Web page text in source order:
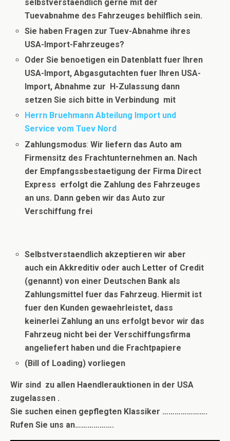
selbstverstaendlich gerne mit der
Tuevabnahme des Fahrzeuges behilflich sein.
Sie haben Fragen zur Tuev-Abnahme ihres
USA-Import-Fahrzeuges?
Oder Sie benoetigen ein Datenblatt fuer Ihren
USA-Import, Abgasgutachten fuer Ihren USA-
Import, Abnahme zur H-Zulassung dann
setzen Sie sich bitte in Verbindung mit
Herrn Bruehmann Abteilung Import und
Service vom Tuev Nord
Zahlungsmodus:Wir liefern das Auto am
Firmensitz des Frachtunternehmen an. Nach
der Empfangssbestaetigung der Firma Direct
Express erfolgt die Zahlung des Fahrzeuges
an uns. Dann geben wir das Auto zur
Verschiffung frei
Selbstverstaendlich akzeptieren wir aber
auch ein Akkreditiv oder auch Letter of Credit
(genannt) von einer Deutschen Bank als
Zahlungsmittel fuer das Fahrzeug. Hiermit ist
fuer den Kunden gewaehrleistet, dass
keinerlei Zahlung an uns erfolgt bevor wir das
Fahrzeug nicht bei der Verschiffungsfirma
angeliefert haben und die Frachtpapiere
(Bill of Loading) vorliegen
Wir sind zu allen Haendlerauktionen in der USA
zugelassen .
Sie suchen einen gepflegten Klassiker ………………….
Rufen Sie uns an……………….